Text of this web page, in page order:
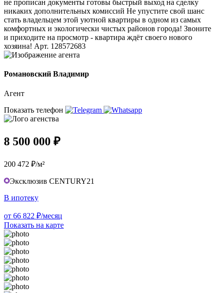
не прописан документы готовы быстрый выход на сделку
никаких дополнительных комиссий Не упустите свой шанс
стать владельцем этой уютной квартиры в одном из самых
комфортных и экологически чистых районов города! Звоните
и приходите на просмотр - квартира ждёт своего нового
хозяина! Арт. 128572683
Романовский Владимир
Агент
Показать телефон
8 500 000 ₽
200 472 ₽/м²
Эксклюзив CENTURY21
В ипотеку
от 66 822 ₽/месяц
Показать на карте